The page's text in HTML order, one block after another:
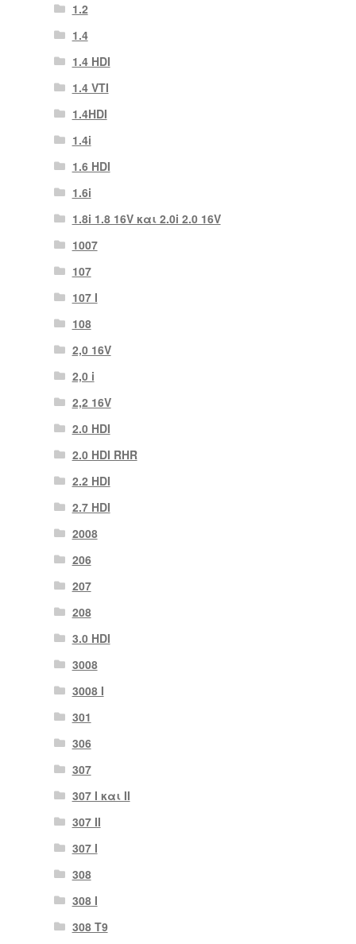
1.2
1.4
1.4 HDI
1.4 VTI
1.4HDI
1.4i
1.6 HDI
1.6i
1.8i 1.8 16V και 2.0i 2.0 16V
1007
107
107 Ι
108
2,0 16V
2,0 i
2,2 16V
2.0 HDI
2.0 HDI RHR
2.2 HDI
2.7 HDI
2008
206
207
208
3.0 HDI
3008
3008 Ι
301
306
307
307 I και II
307 II
307 Ι
308
308 Ι
308 Τ9